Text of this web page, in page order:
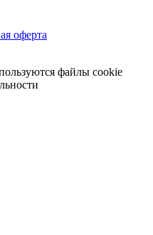
оферта
файлы cookie